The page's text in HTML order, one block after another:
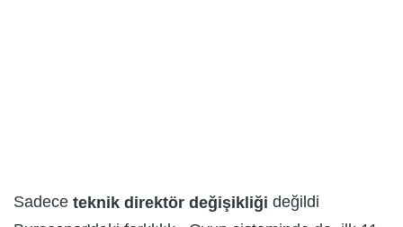
Sadece teknik direktör değişikliği değildi